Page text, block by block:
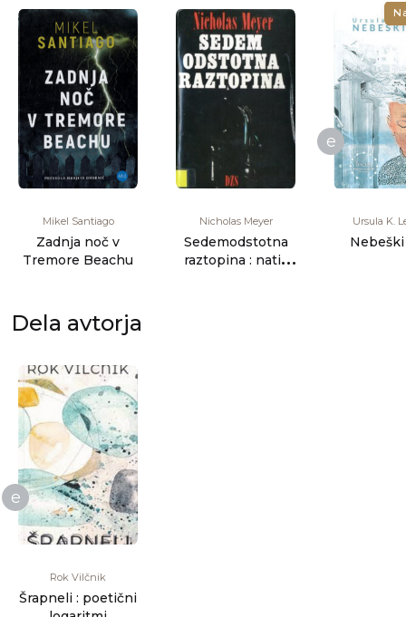
Mikel Santiago
Zadnja noč v
Tremore Beachu
Nicholas Meyer
Sedemodstotna
raztopina : natis
e
Ursula K.
Dela avtorja
e
Rok Vilčnik
Šrapneli : poetični